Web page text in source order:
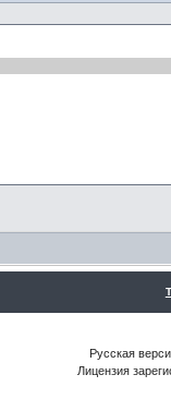
Русская
Лицензия